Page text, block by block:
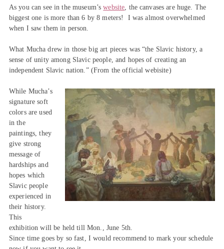
As you can see in the museum’swebsite , the canvases are huge. The
biggest one is more than 6 by 8 meters! I was almost overwhelmed
when I saw them in person.
What Mucha drew in those big art pieces was “the Slavic history, a
sense of unity among Slavic people, and hopes of creating an
independent Slavic nation.” (From the official webisite)
While Mucha’s
signature soft
colors are used
in the
paintings, they
give strong
message of
hardships and
hopes which
Slavic people
experienced in
their history.
This
exhibition will be held till Mon., June 5th.
Since time goes by so fast, I would recommend to mark your schedule